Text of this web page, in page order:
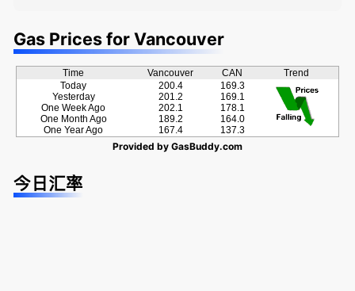
Gas Prices for Vancouver
Time Vancouver CAN
Trend
Today
Yesterday
One Week Ago
One Month Ago
One Year Ago
200.4
201.2
202.1
189.2
167.4
169.3
169.1
178.1
164.0
137.3
Provided by GasBuddy.com
今日汇率